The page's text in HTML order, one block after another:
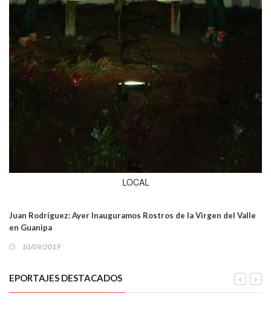
LOCAL
Juan Rodríguez: Ayer Inauguramos Rostros de la Virgen del Valle
en Guanipa
10/09/2019
EPORTAJES DESTACADOS